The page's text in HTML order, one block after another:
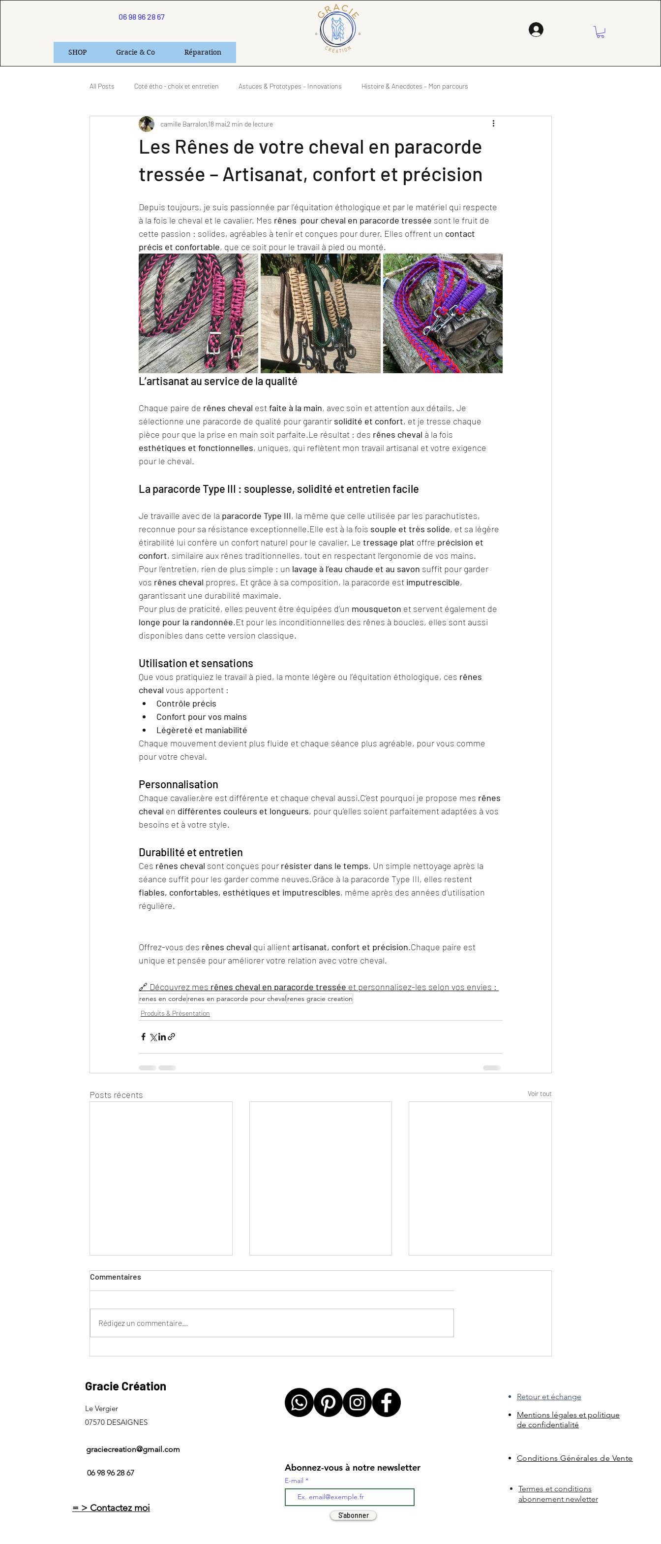
06 98 96 28 67
SHOP Gracie & Co Réparation
All Posts Coté étho - choix et entretien Astuces & Prototypes – Innovations Histoire & Anecdotes – Mon parcours
Produits & Présentation Les Grandes Questions – Réflexions
Les Rênes de votre cheval en paracorde
tressée – Artisanat, confort et précision
camille Barralon18 mai2 min de lecture
Depuis toujours, je suis passionnée par l’équitation éthologique et par le matériel qui respecte
à la fois le cheval et le cavalier. Mes rênes  pour cheval en paracorde tressée sont le fruit de
cette passion : solides, agréables à tenir et conçues pour durer. Elles offrent un contact
précis et confortable, que ce soit pour le travail à pied ou monté.
L’artisanat au service de la qualité
Chaque paire de rênes cheval est faite à la main, avec soin et attention aux détails. Je
sélectionne une paracorde de qualité pour garantir solidité et confort, et je tresse chaque
pièce pour que la prise en main soit parfaite.Le résultat : des rênes cheval à la fois
esthétiques et fonctionnelles, uniques, qui reflètent mon travail artisanal et votre exigence
pour le cheval.
La paracorde Type III : souplesse, solidité et entretien facile
Je travaille avec de la paracorde Type III, la même que celle utilisée par les parachutistes,
reconnue pour sa résistance exceptionnelle.Elle est à la fois souple et très solide, et sa légère
étirabilité lui confère un confort naturel pour le cavalier. Le tressage plat offre précision et
confort, similaire aux rênes traditionnelles, tout en respectant l’ergonomie de vos mains.
Pour l’entretien, rien de plus simple : un lavage à l’eau chaude et au savon suffit pour garder
vos rênes cheval propres. Et grâce à sa composition, la paracorde est imputrescible,
garantissant une durabilité maximale.
Pour plus de praticité, elles peuvent être équipées d’un mousqueton et servent également de
longe pour la randonnée.Et pour les inconditionnelles des rênes à boucles, elles sont aussi
disponibles dans cette version classique.
Utilisation et sensations
Que vous pratiquiez le travail à pied, la monte légère ou l’équitation éthologique, ces rênes
cheval vous apportent :
Contrôle précis
Confort pour vos mains
Légèreté et maniabilité
Chaque mouvement devient plus fluide et chaque séance plus agréable, pour vous comme
pour votre cheval.
Personnalisation
Chaque cavalier·ère est différent·e et chaque cheval aussi.C’est pourquoi je propose mes rênes
cheval en différentes couleurs et longueurs, pour qu’elles soient parfaitement adaptées à vos
besoins et à votre style.
Durabilité et entretien
Ces rênes cheval sont conçues pour résister dans le temps. Un simple nettoyage après la
séance suffit pour les garder comme neuves.Grâce à la paracorde Type III, elles restent
fiables, confortables, esthétiques et imputrescibles, même après des années d’utilisation
régulière.
Offrez-vous des rênes cheval qui allient artisanat, confort et précision.Chaque paire est
unique et pensée pour améliorer votre relation avec votre cheval.
🔗 Découvrez mes rênes cheval en paracorde tressée et personnalisez-les selon vos envies :
renes en corde renes en paracorde pour cheval renes gracie creation
Produits & Présentation
Posts récents Voir tout
la sellerie
Commentaires
Rédigez un commentaire...
Gracie Création
Le Vergier
07570 DESAIGNES
graciecreation@gmail.com
06 98 96 28 67
= > Contactez moi
Abonnez-vous à notre newsletter
E-mail
S'abonner
Retour et échange
Mentions légales et politique
de confidentialité
ConditionsGénérales de Vente
Termes et conditions
abonnement newletter